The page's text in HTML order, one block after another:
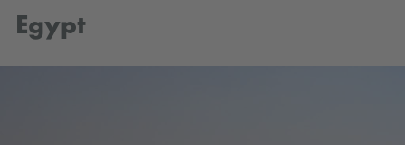
Egypt